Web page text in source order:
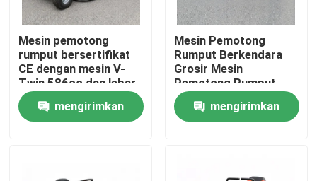
Rumah
Mesin pemotong
rumput bersertifikat
CE dengan mesin V-
Twin 586cc dan lebar
pemotongan 40,2 inci
dengan pemotong
rumput 245L
mengirimkan
Mesin Pemotong
Rumput Berkendara
Grosir Mesin
Pemotong Rumput
Bensin Berkendara
EPA Disetujui Mesin
420cc Lebar Potong
mengirimkan